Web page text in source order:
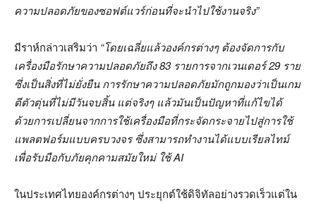
ความปลอดภัยของซอฟต์แวร์ก่อนที่จะนำไปใช้งานจริง”
มีราห์กล่าวเสริมว่า “โดยเฉลี่ยแล้วองค์กรต่างๆ ต้องจัดการกับ
เครื่องมือรักษาความปลอดภัยถึง 83 รายการจากเวนเดอร์ 29 ราย
ซึ่งเป็นสิ่งที่ไม่ยั่งยืน การรักษาความปลอดภัยมักถูกมองว่าเป็นเกม
ตีตัวตุ่นที่ไม่มีวันจบสิ้น แต่จริงๆ แล้วมันเป็นปัญหาที่แก้ไขได้
ด้วยการเปลี่ยนจากการใช้เครื่องมือที่กระจัดกระจายไปสู่การใช้
แพลตฟอร์มแบบครบวงจร ซึ่งสามารถทำงานได้แบบเรียลไทม์
เพื่อรับมือกับภัยคุกคามสมัยใหม่ ใช้ AI
ในประเทศไทยองค์กรต่างๆ ประยุกต์ใช้ดิจิทัลอย่างรวดเร็วแต่ใน